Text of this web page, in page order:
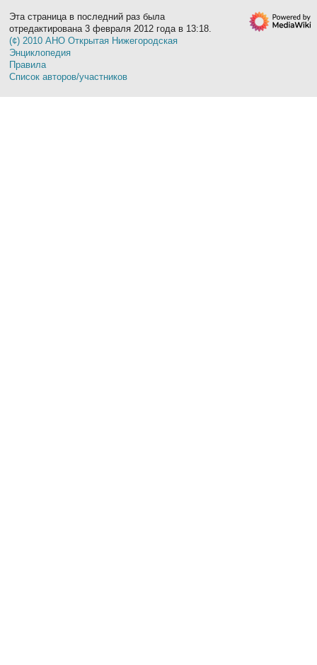
Эта страница в последний раз была
отредактирована 3 февраля 2012 года в 13:18.
(¢) 2010 АНО Открытая Нижегородская
Энциклопедия
Правила
Список авторов/участников